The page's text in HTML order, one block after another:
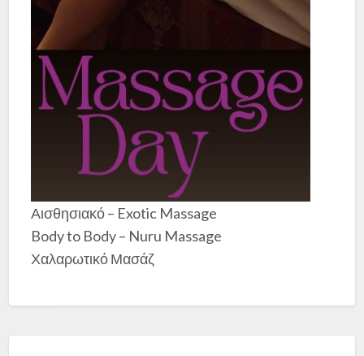
Αισθησιακό – Exotic Massage
Body to Body – Nuru Massage
Χαλαρωτικό Μασάζ